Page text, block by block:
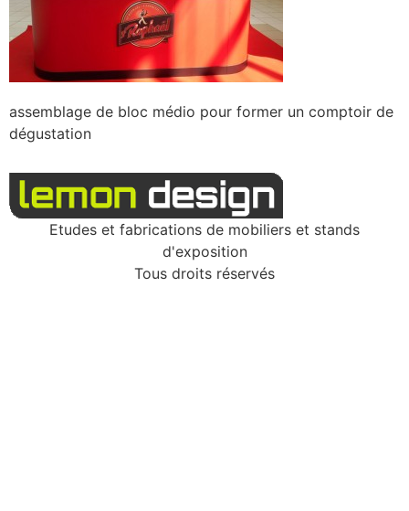
assemblage de bloc médio pour former un comptoir de
dégustation
Etudes et fabrications de mobiliers et stands
d'exposition
Tous droits réservés